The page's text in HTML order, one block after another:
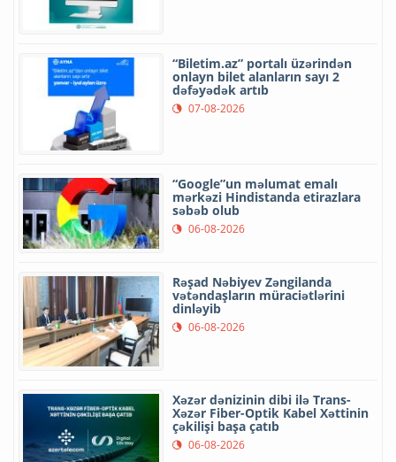
“Biletim.az” portalı üzərindən
onlayn bilet alanların sayı 2
dəfəyədək artıb
07-08-2026
“Google”un məlumat emalı
mərkəzi Hindistanda etirazlara
səbəb olub
06-08-2026
Rəşad Nəbiyev Zəngilanda
vətəndaşların müraciətlərini
dinləyib
06-08-2026
Xəzər dənizinin dibi ilə Trans-
Xəzər Fiber-Optik Kabel Xəttinin
çəkilişi başa çatıb
06-08-2026